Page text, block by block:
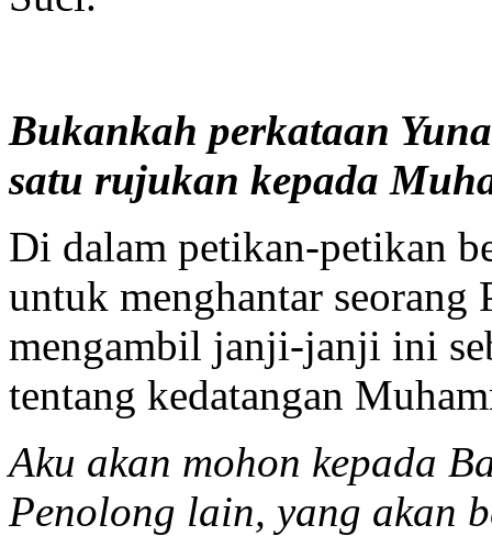
Bukankah perkataan
satu rujukan kepada
Di dalam petikan-petikan
untuk menghantar
mengambil janji-janji ini
tentang kedatangan
Aku akan mohon kepada
Penolong lain, yang akan